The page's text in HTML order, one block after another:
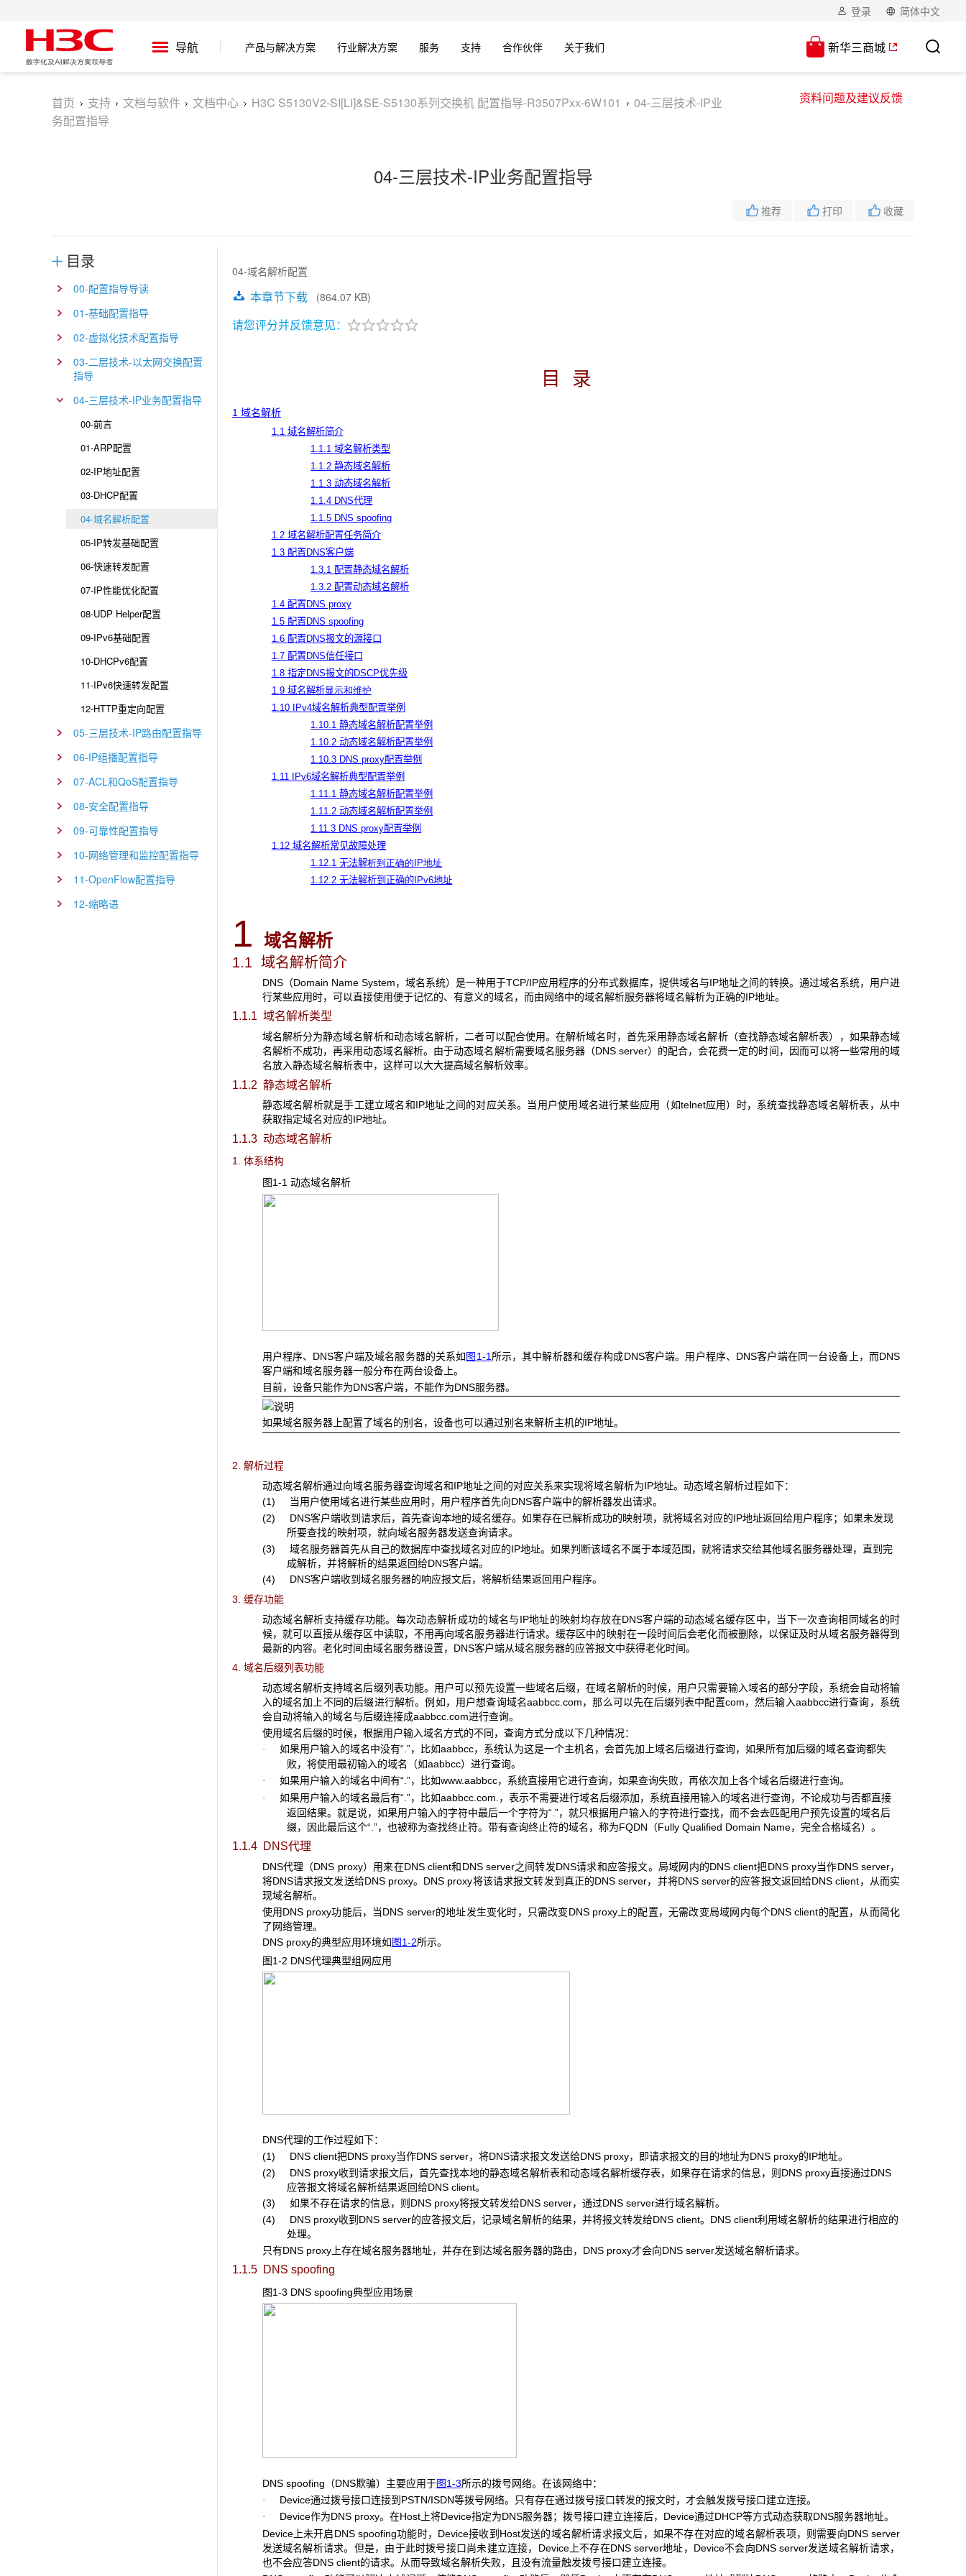
登录 简体中文
导航 产品与解决方案 行业解决方案 服务 支持 合作伙伴 关于我们 新华三商城
资料问题及建议反馈
首页 支持 文档与软件 文档中心 H3C S5130V2-SI[LI]&SE-S5130系列交换机 配置指导-R3507Pxx-6W101
04-三层技术-IP业
务配置指导
04-三层技术-IP业务配置指导
收藏
打印
推荐
目录
00-配置指导导读
01-基础配置指导
02-虚拟化技术配置指导
03-二层技术-以太网交换配置
指导
04-三层技术-IP业务配置指导
00-前言
01-ARP配置
02-IP地址配置
03-DHCP配置
04-域名解析配置
05-IP转发基础配置
06-快速转发配置
07-IP性能优化配置
08-UDP Helper配置
09-IPv6基础配置
10-DHCPv6配置
11-IPv6快速转发配置
12-HTTP重定向配置
05-三层技术-IP路由配置指导
06-IP组播配置指导
07-ACL和QoS配置指导
08-安全配置指导
09-可靠性配置指导
10-网络管理和监控配置指导
11-OpenFlow配置指导
12-缩略语
04-域名解析配置
本章节下载 (864.07 KB)
请您评分并反馈意见：
目 录
1 域名解析
1.1 域名解析简介
1.1.1 域名解析类型
1.1.2 静态域名解析
1.1.3 动态域名解析
1.1.4 DNS代理
1.1.5 DNS spoofing
1.2 域名解析配置任务简介
1.3 配置DNS客户端
1.3.1 配置静态域名解析
1.3.2 配置动态域名解析
1.4 配置DNS proxy
1.5 配置DNS spoofing
1.6 配置DNS报文的源接口
1.7 配置DNS信任接口
1.8 指定DNS报文的DSCP优先级
1.9 域名解析显示和维护
1.10 IPv4域名解析典型配置举例
1.10.1 静态域名解析配置举例
1.10.2 动态域名解析配置举例
1.10.3 DNS proxy配置举例
1.11 IPv6域名解析典型配置举例
1.11.1 静态域名解析配置举例
1.11.2 动态域名解析配置举例
1.11.3 DNS proxy配置举例
1.12 域名解析常见故障处理
1.12.1 无法解析到正确的IP地址
1.12.2 无法解析到正确的IPv6地址
1 域名解析
1.1 域名解析简介
DNS（Domain Name System，域名系统）是一种用于TCP/IP应用程序的分布式数据库，提供域名与IP地址之间的转换。通过域名系统，用户进
行某些应用时，可以直接使用便于记忆的、有意义的域名，而由网络中的域名解析服务器将域名解析为正确的IP地址。
1.1.1 域名解析类型
域名解析分为静态域名解析和动态域名解析，二者可以配合使用。在解析域名时，首先采用静态域名解析（查找静态域名解析表），如果静态域
名解析不成功，再采用动态域名解析。由于动态域名解析需要域名服务器（DNS server）的配合，会花费一定的时间，因而可以将一些常用的域
名放入静态域名解析表中，这样可以大大提高域名解析效率。
1.1.2 静态域名解析
静态域名解析就是手工建立域名和IP地址之间的对应关系。当用户使用域名进行某些应用（如telnet应用）时，系统查找静态域名解析表，从中
获取指定域名对应的IP地址。
1.1.3 动态域名解析
1. 体系结构
图1-1 动态域名解析
用户程序、DNS客户端及域名服务器的关系如图1-1 所示，其中解析器和缓存构成DNS客户端。用户程序、DNS客户端在同一台设备上，而DNS
客户端和域名服务器一般分布在两台设备上。
目前，设备只能作为DNS客户端，不能作为DNS服务器。
如果域名服务器上配置了域名的别名，设备也可以通过别名来解析主机的IP地址。
2. 解析过程
动态域名解析通过向域名服务器查询域名和IP地址之间的对应关系来实现将域名解析为IP地址。动态域名解析过程如下：
(1) 当用户使用域名进行某些应用时，用户程序首先向DNS客户端中的解析器发出请求。
(2) DNS客户端收到请求后，首先查询本地的域名缓存。如果存在已解析成功的映射项，就将域名对应的IP地址返回给用户程序；如果未发现
所要查找的映射项，就向域名服务器发送查询请求。
(3) 域名服务器首先从自己的数据库中查找域名对应的IP地址。如果判断该域名不属于本域范围，就将请求交给其他域名服务器处理，直到完
成解析，并将解析的结果返回给DNS客户端。
(4) DNS客户端收到域名服务器的响应报文后，将解析结果返回用户程序。
3. 缓存功能
动态域名解析支持缓存功能。每次动态解析成功的域名与IP地址的映射均存放在DNS客户端的动态域名缓存区中，当下一次查询相同域名的时
候，就可以直接从缓存区中读取，不用再向域名服务器进行请求。缓存区中的映射在一段时间后会老化而被删除，以保证及时从域名服务器得到
最新的内容。老化时间由域名服务器设置，DNS客户端从域名服务器的应答报文中获得老化时间。
4. 域名后缀列表功能
动态域名解析支持域名后缀列表功能。用户可以预先设置一些域名后缀，在域名解析的时候，用户只需要输入域名的部分字段，系统会自动将输
入的域名加上不同的后缀进行解析。例如，用户想查询域名aabbcc.com，那么可以先在后缀列表中配置com，然后输入aabbcc进行查询，系统
会自动将输入的域名与后缀连接成aabbcc.com进行查询。
使用域名后缀的时候，根据用户输入域名方式的不同，查询方式分成以下几种情况：
· 如果用户输入的域名中没有“.”，比如aabbcc，系统认为这是一个主机名，会首先加上域名后缀进行查询，如果所有加后缀的域名查询都失
败，将使用最初输入的域名（如aabbcc）进行查询。
· 如果用户输入的域名中间有“.”，比如www.aabbcc，系统直接用它进行查询，如果查询失败，再依次加上各个域名后缀进行查询。
· 如果用户输入的域名最后有“.”，比如aabbcc.com.，表示不需要进行域名后缀添加，系统直接用输入的域名进行查询，不论成功与否都直接
返回结果。就是说，如果用户输入的字符中最后一个字符为“.”，就只根据用户输入的字符进行查找，而不会去匹配用户预先设置的域名后
缀，因此最后这个“.”，也被称为查找终止符。带有查询终止符的域名，称为FQDN（Fully Qualified Domain Name，完全合格域名）。
1.1.4 DNS代理
DNS代理（DNS proxy）用来在DNS client和DNS server之间转发DNS请求和应答报文。局域网内的DNS client把DNS proxy当作DNS server，
将DNS请求报文发送给DNS proxy。DNS proxy将该请求报文转发到真正的DNS server，并将DNS server的应答报文返回给DNS client，从而实
现域名解析。
使用DNS proxy功能后，当DNS server的地址发生变化时，只需改变DNS proxy上的配置，无需改变局域网内每个DNS client的配置，从而简化
了网络管理。
DNS proxy的典型应用环境如图1-2所示。
图1-2 DNS代理典型组网应用
DNS代理的工作过程如下：
(1) DNS client把DNS proxy当作DNS server，将DNS请求报文发送给DNS proxy，即请求报文的目的地址为DNS proxy的IP地址。
(2) DNS proxy收到请求报文后，首先查找本地的静态域名解析表和动态域名解析缓存表，如果存在请求的信息，则DNS proxy直接通过DNS
应答报文将域名解析结果返回给DNS client。
(3) 如果不存在请求的信息，则DNS proxy将报文转发给DNS server，通过DNS server进行域名解析。
(4) DNS proxy收到DNS server的应答报文后，记录域名解析的结果，并将报文转发给DNS client。DNS client利用域名解析的结果进行相应的
处理。
只有DNS proxy上存在域名服务器地址，并存在到达域名服务器的路由，DNS proxy才会向DNS server发送域名解析请求。
1.1.5 DNS spoofing
图1-3 DNS spoofing典型应用场景
DNS spoofing（DNS欺骗）主要应用于图1-3所示的拨号网络。在该网络中：
· Device通过拨号接口连接到PSTN/ISDN等拨号网络。只有存在通过拨号接口转发的报文时，才会触发拨号接口建立连接。
· Device作为DNS proxy。在Host上将Device指定为DNS服务器；拨号接口建立连接后，Device通过DHCP等方式动态获取DNS服务器地址。
Device上未开启DNS spoofing功能时，Device接收到Host发送的域名解析请求报文后，如果不存在对应的域名解析表项，则需要向DNS server
发送域名解析请求。但是，由于此时拨号接口尚未建立连接，Device上不存在DNS server地址，Device不会向DNS server发送域名解析请求，
也不会应答DNS client的请求。从而导致域名解析失败，且没有流量触发拨号接口建立连接。